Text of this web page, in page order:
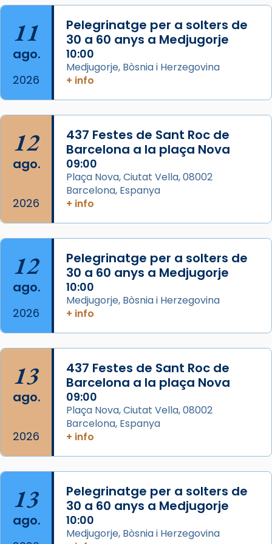
col·laboradors, a la Catedral de Barcelona.
L’arquebisbe de Barcelona, el cardenal Joan
Josep Omella, ha presidit la missa i l’ha
concelebrat el bisbe auxiliar de Barcelona,
Mons. David Abadías.
📸 Dr. G. Simón
Foto
View on Facebook · Share
Arquebisbat de Barcelona
2 weeks ago
Memòria de les santes Juliana i
Acompanyant la història de sant Cugat, a
partir de l’Edat Mitjana sorgeix la tradició
que les santes Juliana (“relatiu a Júlia”) i
Semproniana (“relatiu a Semprònia =
eterna”) són deixebles seves. I l’any 1667, el
frare Joan Gaspar Roig, afirma en una obra
que les santes són filles de l’antiga Iluro.
Mataró en reivindicarà les relíq
View on Facebook · Share
11
ago.
2026
Pelegrinatge per a solters de
30 a 60 anys a Medjugorje
10:00
Medjugorje, Bòsnia i Herzegovina
+ info
12
ago.
2026
437 Festes de Sant Roc de
Barcelona a la plaça Nova
09:00
Plaça Nova, Ciutat Vella, 08002
Barcelona, Espanya
+ info
12
ago.
2026
Pelegrinatge per a solters de
30 a 60 anys a Medjugorje
10:00
Medjugorje, Bòsnia i Herzegovina
+ info
13
ago.
2026
437 Festes de Sant Roc de
Barcelona a la plaça Nova
09:00
Plaça Nova, Ciutat Vella, 08002
Barcelona, Espanya
+ info
13
ago.
Pelegrinatge per a solters de
30 a 60 anys a Medjugorje
10:00
Medjugorje, Bòsnia i Herzegovina